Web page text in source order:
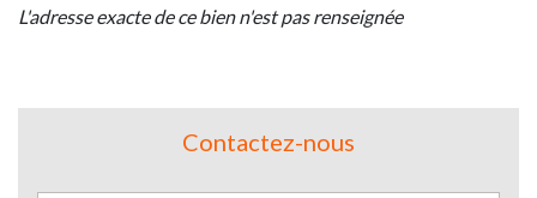
L'adresse exacte de ce bien n'est pas renseignée
Contactez-nous